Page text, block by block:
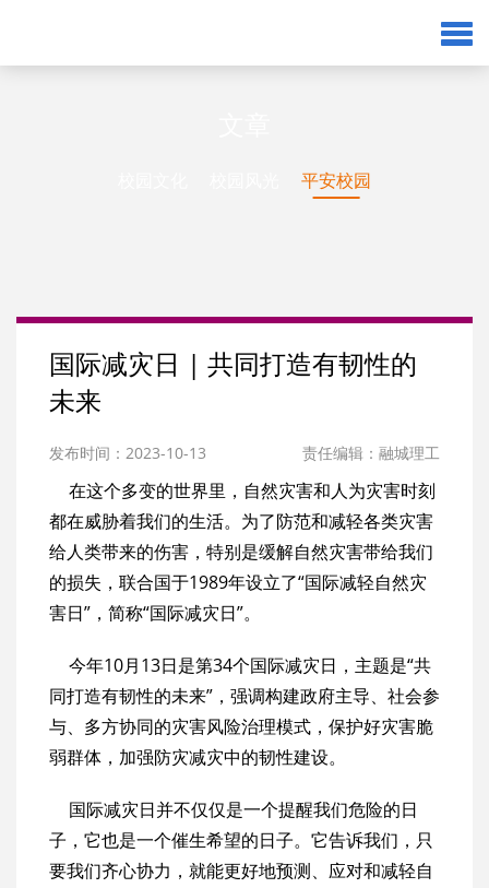
平安校园
国际减灾日 | 共同打造有韧性的
未来
发布时间：2023-10-13 责任编辑：融城理工
在这个多变的世界里，自然灾害和人为灾害时刻
都在威胁着我们的生活。为了防范和减轻各类灾害
给人类带来的伤害，特别是缓解自然灾害带给我们
的损失，联合国于1989年设立了“国际减轻自然灾
害日”，简称“国际减灾日”。
今年10月13日是第34个国际减灾日，主题是“共
同打造有韧性的未来”，强调构建政府主导、社会参
与、多方协同的灾害风险治理模式，保护好灾害脆
弱群体，加强防灾减灾中的韧性建设。
国际减灾日并不仅仅是一个提醒我们危险的日
子，它也是一个催生希望的日子。它告诉我们，只
要我们齐心协力，就能更好地预测、应对和减轻自